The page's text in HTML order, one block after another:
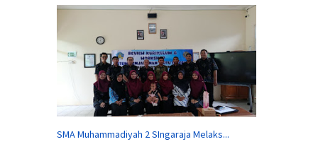
SMA Muhammadiyah 2 SIngaraja Melaks...